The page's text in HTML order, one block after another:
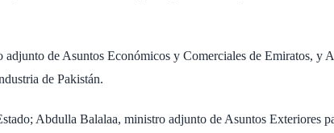
de Asuntos Económicos y Comerciales de Emiratos, y
de Pakistán.
Abdulla Balalaa, ministro adjunto de Asuntos Exteriores